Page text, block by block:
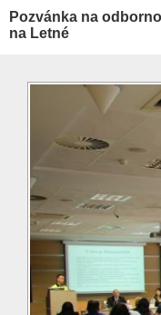
Pozvánka na
na Letné